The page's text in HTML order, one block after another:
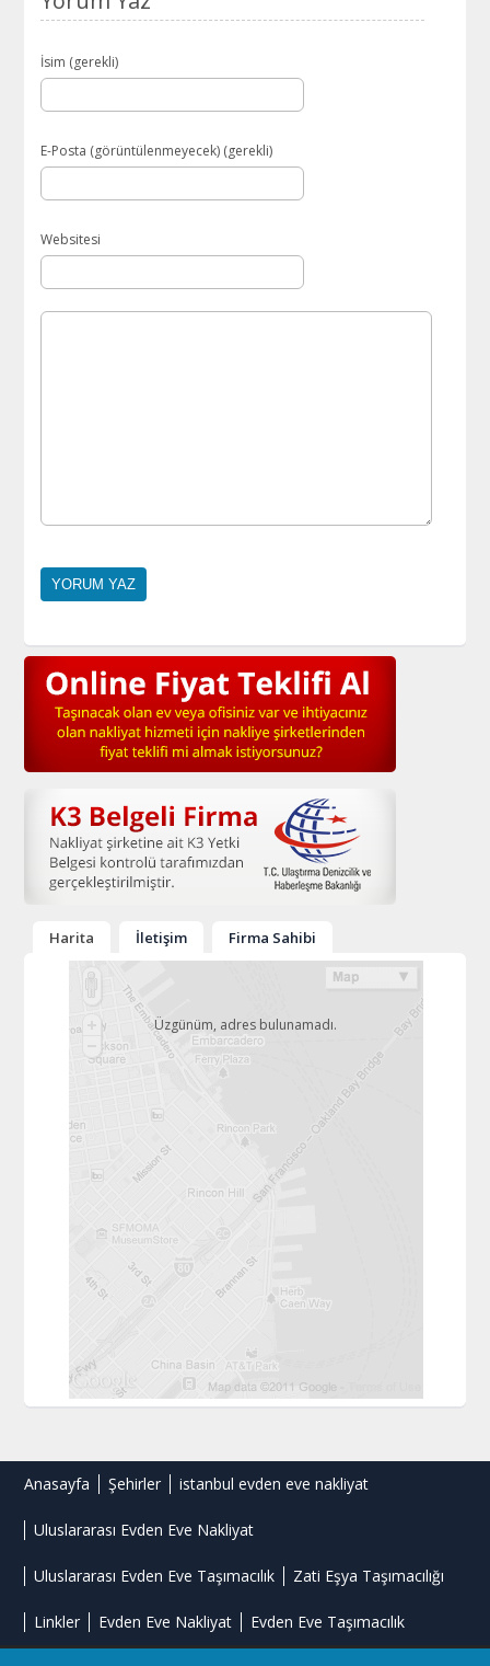
İsim (gerekli)
E-Posta (görüntülenmeyecek) (gerekli)
Websitesi
Harita İletişim Firma Sahibi
Üzgünüm, adres bulunamadı.
Anasayfa Şehirler istanbul evden eve nakliyat
Uluslararası Evden Eve Nakliyat
Uluslararası Evden Eve Taşımacılık Zati Eşya Taşımacılığı
Linkler Evden Eve Nakliyat Evden Eve Taşımacılık